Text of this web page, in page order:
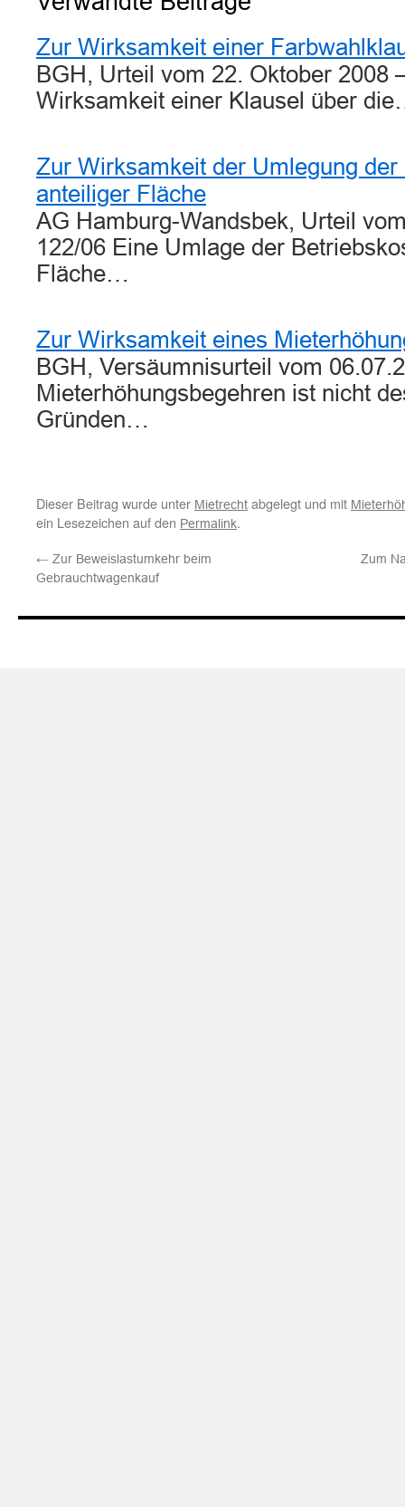
Zur Wirksamkeit einer
BGH, Urteil vom 22. Oktober 2008
Wirksamkeit einer Klausel über
Zur Wirksamkeit der Umlegung
anteiliger Fläche
AG Hamburg-Wandsbek, Urteil
122/06 Eine Umlage der
Fläche…
Zur Wirksamkeit eines
BGH, Versäumnisurteil vom
Mieterhöhungsbegehren ist nicht
Gründen…
Dieser Beitrag wurde unter Mietrecht abgelegt und mit
ein Lesezeichen auf den Permalink.
← Zur Beweislastumkehr beim
Gebrauchtwagenkauf
Zum